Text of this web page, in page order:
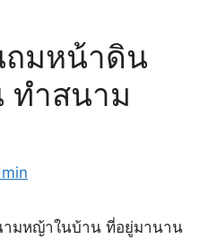
ถมหน้าดิน
ทำสนาม
ามหญ้าในบ้าน ที่อยู่มานาน